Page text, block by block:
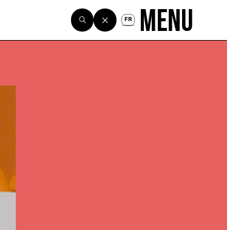
FR Menu